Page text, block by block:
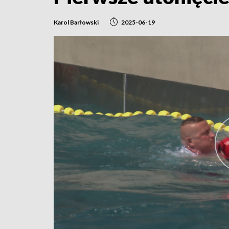
Karol Barłowski 2025-06-19